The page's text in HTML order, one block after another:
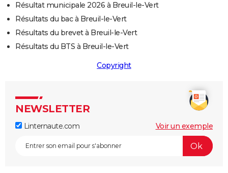
Résultat municipale 2026 à Breuil-le-Vert
Résultats du bac à Breuil-le-Vert
Résultats du brevet à Breuil-le-Vert
Résultats du BTS à Breuil-le-Vert
Copyright
NEWSLETTER
Linternaute.com Voir un exemple